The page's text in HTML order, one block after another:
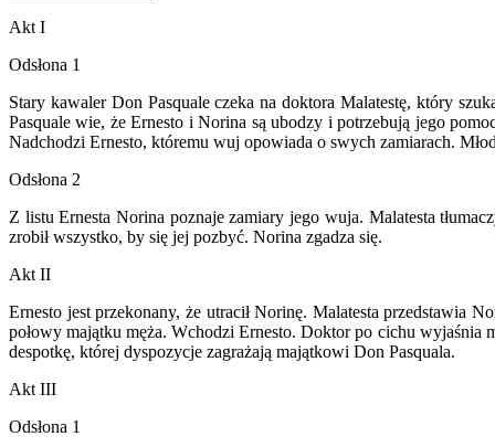
Akt I
Odsłona 1
Stary kawaler Don Pasquale czeka na doktora Malatestę, który
Pasquale wie, że Ernesto i Norina są ubodzy i potrzebują jego
Nadchodzi Ernesto, któremu wuj opowiada o swych zamiarach.
Odsłona 2
Z listu Ernesta Norina poznaje zamiary jego wuja. Malatesta
zrobił wszystko, by się jej pozbyć. Norina zgadza się.
Akt II
Ernesto jest przekonany, że utracił Norinę. Malatesta przedstawia
połowy majątku męża. Wchodzi Ernesto. Doktor po cichu wyjaśnia
despotkę, której dyspozycje zagrażają majątkowi Don Pasquala.
Akt III
Odsłona 1